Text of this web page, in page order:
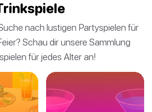
nach lustigen Partyspielen für
Schau dir unsere Sammlung
für jedes Alter an!